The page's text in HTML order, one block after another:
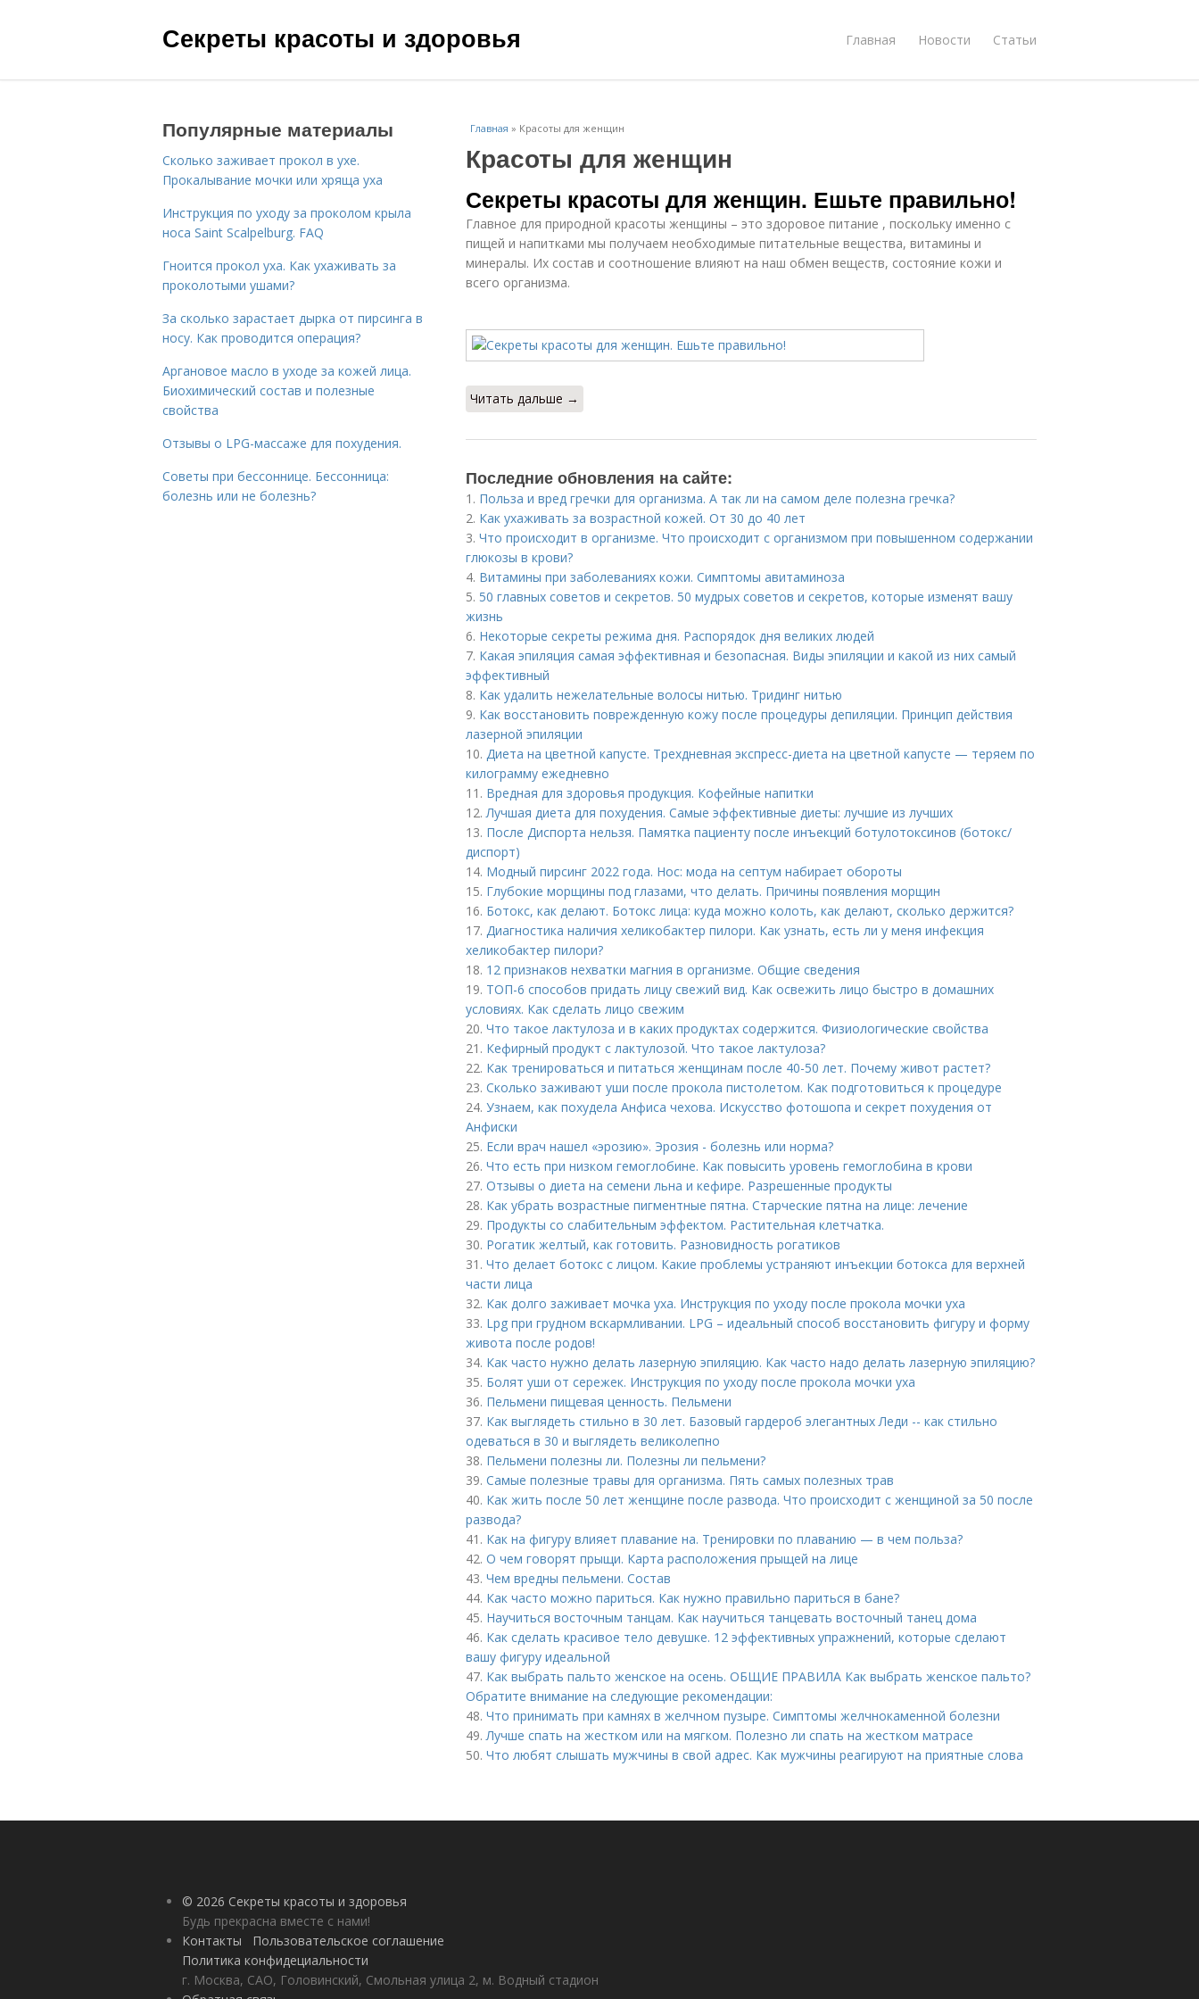
Секреты красоты и здоровья Главная Новости Статьи
Главная » Красоты для женщин
Красоты для женщин
Секреты красоты для женщин. Ешьте правильно!
Главное для природной красоты женщины – это здоровое питание , поскольку именно с
пищей и напитками мы получаем необходимые питательные вещества, витамины и
минералы. Их состав и соотношение влияют на наш обмен веществ, состояние кожи и
всего организма.
Читать дальше →
Последние обновления на сайте:
1. Польза и вред гречки для организма. А так ли на самом деле полезна гречка?
2. Как ухаживать за возрастной кожей. От 30 до 40 лет
3. Что происходит в организме. Что происходит с организмом при повышенном содержании
глюкозы в крови?
4. Витамины при заболеваниях кожи. Симптомы авитаминоза
5. 50 главных советов и секретов. 50 мудрых советов и секретов, которые изменят вашу
жизнь
6. Некоторые секреты режима дня. Распорядок дня великих людей
7. Какая эпиляция самая эффективная и безопасная. Виды эпиляции и какой из них самый
эффективный
8. Как удалить нежелательные волосы нитью. Тридинг нитью
9. Как восстановить поврежденную кожу после процедуры депиляции. Принцип действия
лазерной эпиляции
10. Диета на цветной капусте. Трехдневная экспресс-диета на цветной капусте — теряем по
килограмму ежедневно
11. Вредная для здоровья продукция. Кофейные напитки
12.Лучшая диета для похудения. Самые эффективные диеты: лучшие из лучших
13. После Диспорта нельзя. Памятка пациенту после инъекций ботулотоксинов (ботокс/
диспорт)
14. Модный пирсинг 2022 года. Нос: мода на септум набирает обороты
15. Глубокие морщины под глазами, что делать. Причины появления морщин
16. Ботокс, как делают. Ботокс лица: куда можно колоть, как делают, сколько держится?
17. Диагностика наличия хеликобактер пилори. Как узнать, есть ли у меня инфекция
хеликобактер пилори?
18. 12 признаков нехватки магния в организме. Общие сведения
19. ТОП-6 способов придать лицу свежий вид. Как освежить лицо быстро в домашних
условиях. Как сделать лицо свежим
20. Что такое лактулоза и в каких продуктах содержится. Физиологические свойства
21. Кефирный продукт с лактулозой. Что такое лактулоза?
22. Как тренироваться и питаться женщинам после 40-50 лет. Почему живот растет?
23. Сколько заживают уши после прокола пистолетом. Как подготовиться к процедуре
24. Узнаем, как похудела Анфиса чехова. Искусство фотошопа и секрет похудения от
Анфиски
25. Если врач нашел «эрозию». Эрозия - болезнь или норма?
26. Что есть при низком гемоглобине. Как повысить уровень гемоглобина в крови
27. Отзывы о диета на семени льна и кефире. Разрешенные продукты
28. Как убрать возрастные пигментные пятна. Старческие пятна на лице: лечение
29. Продукты со слабительным эффектом. Растительная клетчатка.
30. Рогатик желтый, как готовить. Разновидность рогатиков
31. Что делает ботокс с лицом. Какие проблемы устраняют инъекции ботокса для верхней
части лица
32. Как долго заживает мочка уха. Инструкция по уходу после прокола мочки уха
33. Lpg при грудном вскармливании. LPG – идеальный способ восстановить фигуру и форму
живота после родов!
34. Как часто нужно делать лазерную эпиляцию. Как часто надо делать лазерную эпиляцию?
35. Болят уши от сережек. Инструкция по уходу после прокола мочки уха
36. Пельмени пищевая ценность. Пельмени
37. Как выглядеть стильно в 30 лет. Базовый гардероб элегантных Леди -- как стильно
одеваться в 30 и выглядеть великолепно
38. Пельмени полезны ли. Полезны ли пельмени?
39. Самые полезные травы для организма. Пять самых полезных трав
40. Как жить после 50 лет женщине после развода. Что происходит с женщиной за 50 после
развода?
41. Как на фигуру влияет плавание на. Тренировки по плаванию — в чем польза?
42. О чем говорят прыщи. Карта расположения прыщей на лице
43. Чем вредны пельмени. Состав
44. Как часто можно париться. Как нужно правильно париться в бане?
45. Научиться восточным танцам. Как научиться танцевать восточный танец дома
46. Как сделать красивое тело девушке. 12 эффективных упражнений, которые сделают
вашу фигуру идеальной
47. Как выбрать пальто женское на осень. ОБЩИЕ ПРАВИЛА Как выбрать женское пальто?
Обратите внимание на следующие рекомендации:
48. Что принимать при камнях в желчном пузыре. Симптомы желчнокаменной болезни
49.Лучше спать на жестком или на мягком. Полезно ли спать на жестком матрасе
50. Что любят слышать мужчины в свой адрес. Как мужчины реагируют на приятные слова
Популярные материалы
Сколько заживает прокол в ухе.
Прокалывание мочки или хряща уха
Инструкция по уходу за проколом крыла
носа Saint Scalpelburg. FAQ
Гноится прокол уха. Как ухаживать за
проколотыми ушами?
За сколько зарастает дырка от пирсинга в
носу. Как проводится операция?
Аргановое масло в уходе за кожей лица.
Биохимический состав и полезные
свойства
Отзывы о LPG-массаже для похудения.
Советы при бессоннице. Бессонница:
болезнь или не болезнь?
© 2026 Секреты красоты и здоровья
Будь прекрасна вместе с нами!
Контакты
Пользовательское соглашение
Политика конфидециальности
г. Москва, САО, Головинский, Смольная улица 2, м. Водный стадион